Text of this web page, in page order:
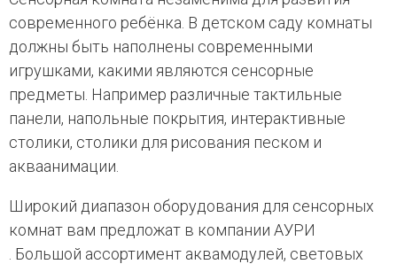
современного ребёнка. В детском саду комнаты
должны быть наполнены современными
игрушками, какими являются сенсорные
предметы. Например различные тактильные
панели, напольные покрытия, интерактивные
столики, столики для рисования песком и
акваанимации.
Широкий диапазон оборудования для сенсорных
комнат вам предложат в компании АУРИ
. Большой ассортимент аквамодулей, световых